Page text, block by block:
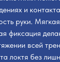
и
руки.
фиксация
всей
локтя без